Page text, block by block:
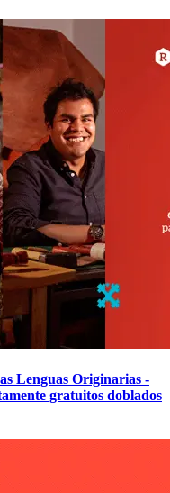
Lenguas Originarias -
gratuitos doblados